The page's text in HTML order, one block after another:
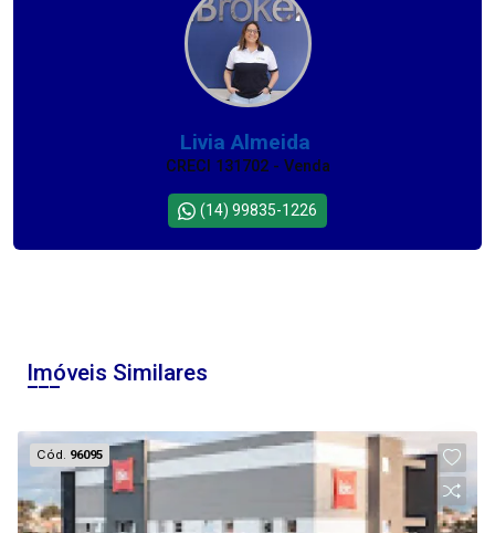
Livia Almeida
CRECI 131702 - Venda
(14) 99835-1226
Imóveis Similares
Cód. 96095